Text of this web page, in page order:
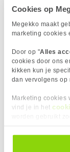
Cookies op
Megekko maakt
marketing cookies
Door op "Alles
cookies door ons
kikken kun je
dan vervolgens op
Marketing cookies
vind je in het
alle cookies. Je
door in de footer
Zoals eerder
van
een
lekkage een
Wat zijn
verkrijgbaar
zodat je